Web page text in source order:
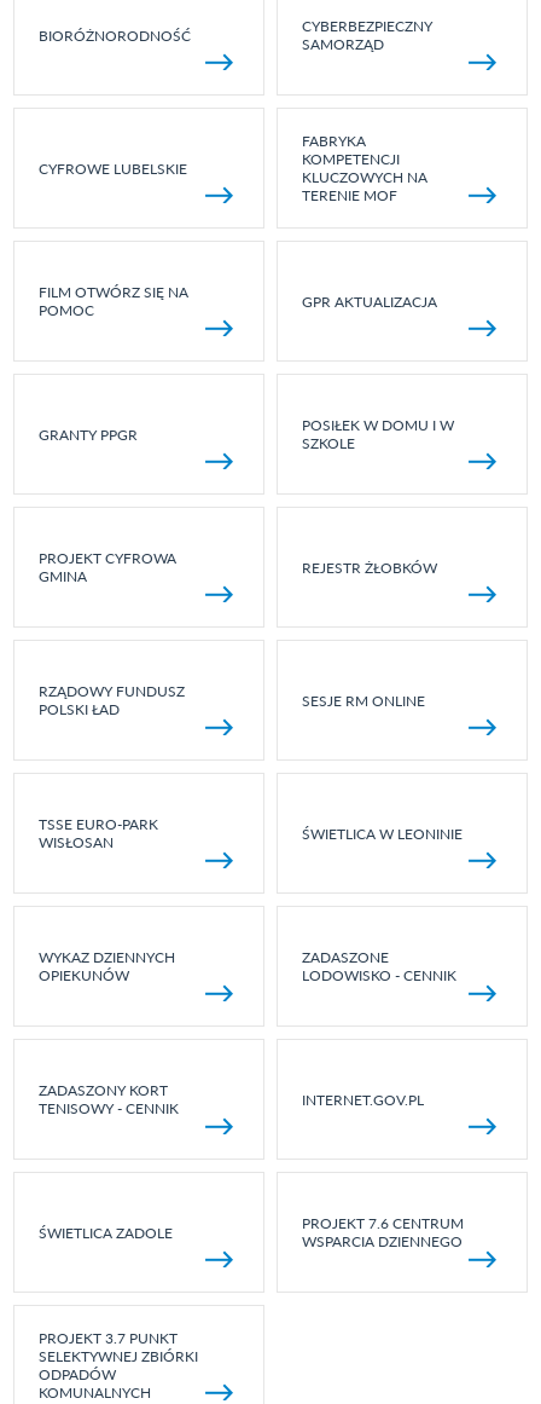
BIORÓŻNORODNOŚĆ
CYBERBEZPIECZNY
SAMORZĄD
CYFROWE LUBELSKIE
FABRYKA
KOMPETENCJI
KLUCZOWYCH NA
TERENIE MOF
FILM OTWÓRZ SIĘ NA
POMOC
GPR AKTUALIZACJA
GRANTY PPGR
POSIŁEK W DOMU I W
SZKOLE
PROJEKT CYFROWA
GMINA
REJESTR ŻŁOBKÓW
RZĄDOWY FUNDUSZ
POLSKI ŁAD
SESJE RM ONLINE
TSSE EURO-PARK
WISŁOSAN
ŚWIETLICA W LEONINIE
WYKAZ DZIENNYCH
OPIEKUNÓW
ZADASZONE
LODOWISKO - CENNIK
ZADASZONY KORT
TENISOWY - CENNIK
INTERNET.GOV.PL
ŚWIETLICA ZADOLE
PROJEKT 7.6 CENTRUM
WSPARCIA DZIENNEGO
PROJEKT 3.7 PUNKT
SELEKTYWNEJ ZBIÓRKI
ODPADÓW
KOMUNALNYCH